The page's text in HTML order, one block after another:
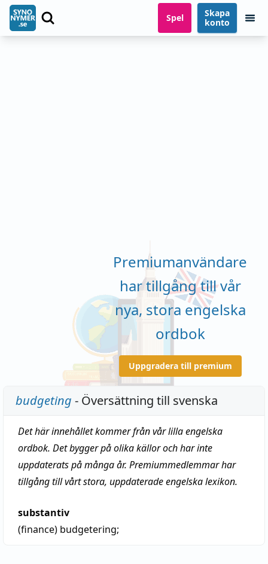
Spel
Skapa
konto
Premiumanvändare
har tillgång till vår
nya, stora engelska
ordbok
Uppgradera till premium
budgeting - Översättning till svenska
Det här innehållet kommer från vår lilla engelska
ordbok. Det bygger på olika källor och har inte
uppdaterats på många år. Premiummedlemmar har
tillgång till vårt stora, uppdaterade engelska lexikon.
substantiv
(finance) budgetering;